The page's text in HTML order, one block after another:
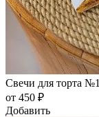
Свечи для торта №1
от 450 ₽
Добавить